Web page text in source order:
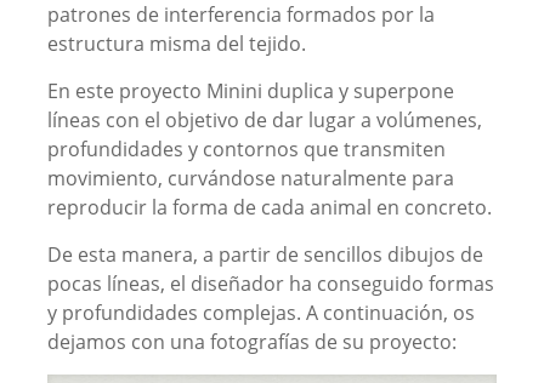
patrones de interferencia formados por la
estructura misma del tejido.
En este proyecto Minini duplica y superpone
líneas con el objetivo de dar lugar a volúmenes,
profundidades y contornos que transmiten
movimiento, curvándose naturalmente para
reproducir la forma de cada animal en concreto.
De esta manera, a partir de sencillos dibujos de
pocas líneas, el diseñador ha conseguido formas
y profundidades complejas. A continuación, os
dejamos con una fotografías de su proyecto: